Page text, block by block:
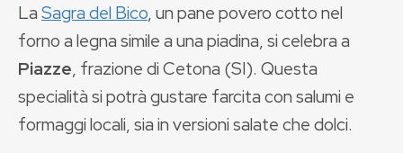
LaSagra del Bico, un pane povero cotto nel
forno a legna simile a una piadina, si celebra a
Piazze, frazione di Cetona (SI). Questa
specialità si potrà gustare farcita con salumi e
formaggi locali, sia in versioni salate che dolci.